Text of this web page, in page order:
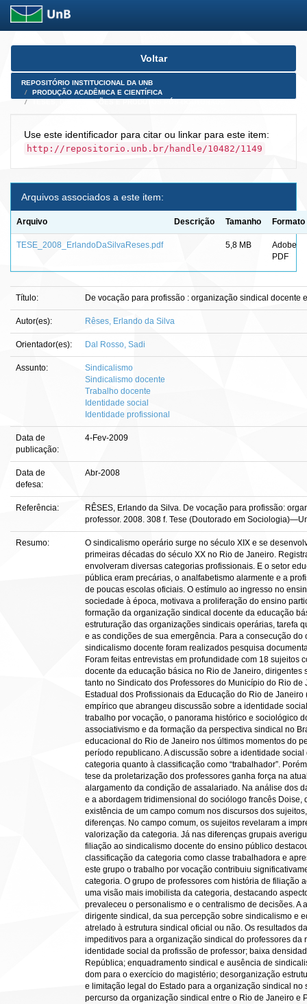
Skip
Voltar
REPOSITÓRIO INSTITUCIONAL DA UNB
PRODUÇÃO ACADÊMICA E CIENTÍFICA
Use este identificador para citar ou linkar para este item:
http://repositorio.unb.br/handle/10482/1149
Arquivos associados a este item:
Arquivo Descrição Tamanho Formato
TESE_2008_ErlandoDaSilvaReses.pdf 5,8 MB
Adobe
PDF
Título: De vocação para profissão : organização sindical docente
Autor(es): Rêses, Erlando da Silva
Orientador(es): Dal Rosso, Sadi
Assunto:
Sindicalismo
Sindicalismo docente
Trabalho docente
Identidade social
Identidade profissional
Data de
publicação:
4-Fev-2009
Data de
defesa:
Abr-2008
Referência:
RÊSES, Erlando da Silva. De vocação para profissão:
professor. 2008. 308 f. Tese (Doutorado em
Resumo:
O sindicalismo operário surge no século XIX e se
primeiras décadas do século XX no Rio de Janeiro.
envolveram diversas categorias profissionais. E o setor
pública eram precárias, o analfabetismo alarmente e a
de poucas escolas oficiais. O estímulo ao ingresso no
sociedade à época, motivava a proliferação do ensino
formação da organização sindical docente da educação
estruturação das organizações sindicais operárias, tarefa
e as condições de sua emergência. Para a consecução
sindicalismo docente foram realizados pesquisa
Foram feitas entrevistas em profundidade com 18 sujeitos
docente da educação básica no Rio de Janeiro,
tanto no Sindicato dos Professores do Município do Rio
Estadual dos Profissionais da Educação do Rio de
empírico que abrangeu discussão sobre a identidade
trabalho por vocação, o panorama histórico e sociológico
associativismo e da formação da perspectiva sindical no
educacional do Rio de Janeiro nos últimos momentos do
período republicano. A discussão sobre a identidade
categoria quanto à classificação como “trabalhador”.
tese da proletarização dos professores ganha força na
alargamento da condição de assalariado. Na análise dos
e a abordagem tridimensional do sociólogo francês
existência de um campo comum nos discursos dos
diferenças. No campo comum, os sujeitos revelaram a
valorização da categoria. Já nas diferenças grupais
filiação ao sindicalismo docente do ensino público
classificação da categoria como classe trabalhadora e
este grupo o trabalho por vocação contribuiu
categoria. O grupo de professores com história de filiação
uma visão mais imobilista da categoria, destacando
prevaleceu o personalismo e o centralismo de decisões.
dirigente sindical, da sua percepção sobre sindicalismo e
atrelado à estrutura sindical oficial ou não. Os resultados
impeditivos para a organização sindical do professores
identidade social da profissão de professor; baixa
República; enquadramento sindical e ausência de
dom para o exercício do magistério; desorganização
e limitação legal do Estado para a organização sindical
percurso da organização sindical entre o Rio de Janeiro e